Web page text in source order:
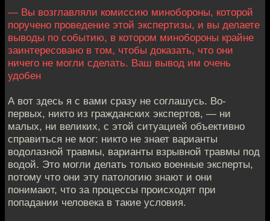
— Вы возглавляли комиссию минобороны, которой
поручено проведение этой экспертизы, и вы делаете
выводы по событию, в котором минобороны крайне
заинтересовано в том, чтобы доказать, что они
ничего не могли сделать. Ваш вывод им очень
удобен
А вот здесь я с вами сразу не соглашусь. Во-
первых, никто из гражданских экспертов, — ни
малых, ни великих, с этой ситуацией объективно
справиться не мог: никто не знает варианты
водолазной травмы, варианты взрывной травмы под
водой. Это могли делать только военные эксперты,
потому что они эту патологию знают и они
понимают, что за процессы происходят при
попадании человека в такие условия.